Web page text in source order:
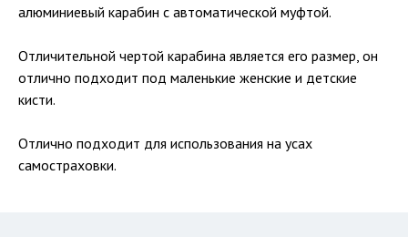
алюминиевый карабин с автоматической муфтой.
Отличительной чертой карабина является его размер, он
отлично подходит под маленькие женские и детские
кисти.
Отлично подходит для использования на усах
самостраховки.